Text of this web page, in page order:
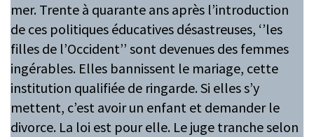
mer. Trente à quarante ans après l’introduction
de ces politiques éducatives désastreuses, ‘’les
filles de l’Occident’’ sont devenues des femmes
ingérables. Elles bannissent le mariage, cette
institution qualifiée de ringarde. Si elles s’y
mettent, c’est avoir un enfant et demander le
divorce. La loi est pour elle. Le juge tranche selon